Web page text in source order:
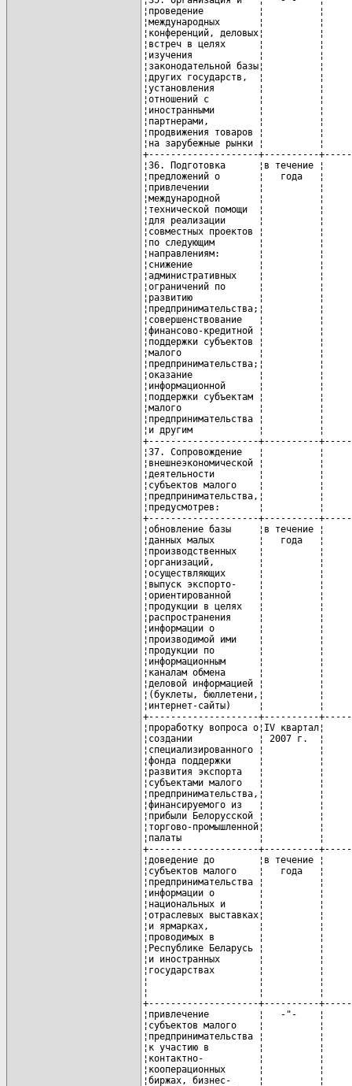
----+--------+-------------+----------------+--------------+
¦37. Сопровождение   ¦          ¦       ¦        ¦             ¦                ¦              ¦
¦внешнеэкономической ¦          ¦       ¦        ¦             ¦                ¦